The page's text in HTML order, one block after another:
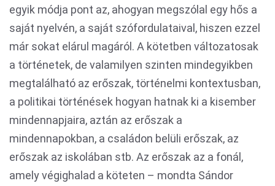
egyik módja pont az, ahogyan megszólal egy hős a
saját nyelvén, a saját szófordulataival, hiszen ezzel
már sokat elárul magáról. A kötetben változatosak
a történetek, de valamilyen szinten mindegyikben
megtalálható az erőszak, történelmi kontextusban,
a politikai történések hogyan hatnak ki a kisember
mindennapjaira, aztán az erőszak a
mindennapokban, a családon belüli erőszak, az
erőszak az iskolában stb. Az erőszak az a fonál,
amely végighalad a köteten – mondta Sándor